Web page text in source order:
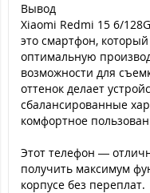
Вывод
Xiaomi Redmi 15 6/
это смартфон,
оптимальную
возможности для
оттенок делает
сбалансированные
комфортное
Этот телефон —
получить максимум
корпусе без переплат.